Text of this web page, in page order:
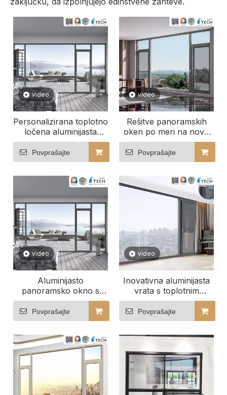
video
Personalizirana toplotno
ločena aluminijasta
okna, izdelana za vaše
udobje
Povprašajte
video
Rešitve panoramskih
oken po meri na novo
definirajo vaš pogled
Povprašajte
video
Aluminijasto
panoramsko okno s
toplotno izolacijo, ki
varčuje z energijo po
meri Northtecha
Povprašajte
video
Inovativna aluminijasta
vrata s toplotnim
mostom, prilagojena
vašemu življenjskemu
slogu
Povprašajte